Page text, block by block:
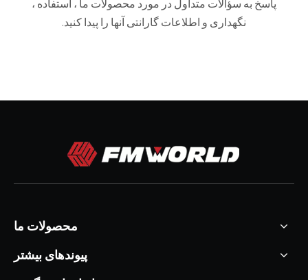
پاسخ به سؤالات متداول در مورد محصولات ما ، استفاده ،
نگهداری و اطلاعات گارانتی آنها را پیدا کنید.
محصولات ما
پیوندهای بیشتر